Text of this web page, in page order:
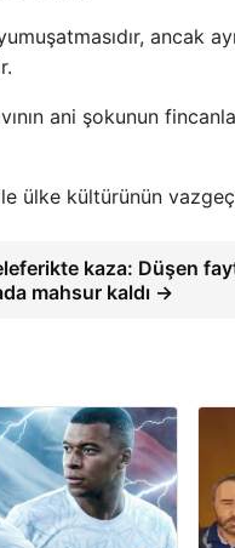
ancak
ani şokunun
ülke kültürünün
kaza: Düşen
mahsur kaldı →